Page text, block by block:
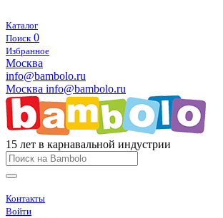
Каталог
Поиск 0
Избранное
Москва
info@bambolo.ru
Москва info@bambolo.ru
15 лет в карнавальной индустрии
Контакты
Войти